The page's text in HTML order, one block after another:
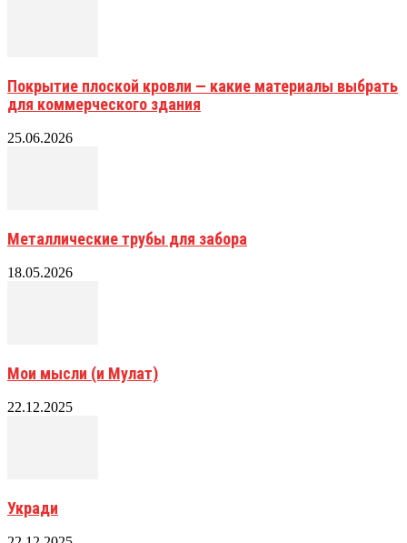
Покрытие плоской кровли — какие материалы выбрать
для коммерческого здания
25.06.2026
Металлические трубы для забора
18.05.2026
Мои мысли (и Мулат)
22.12.2025
Укради